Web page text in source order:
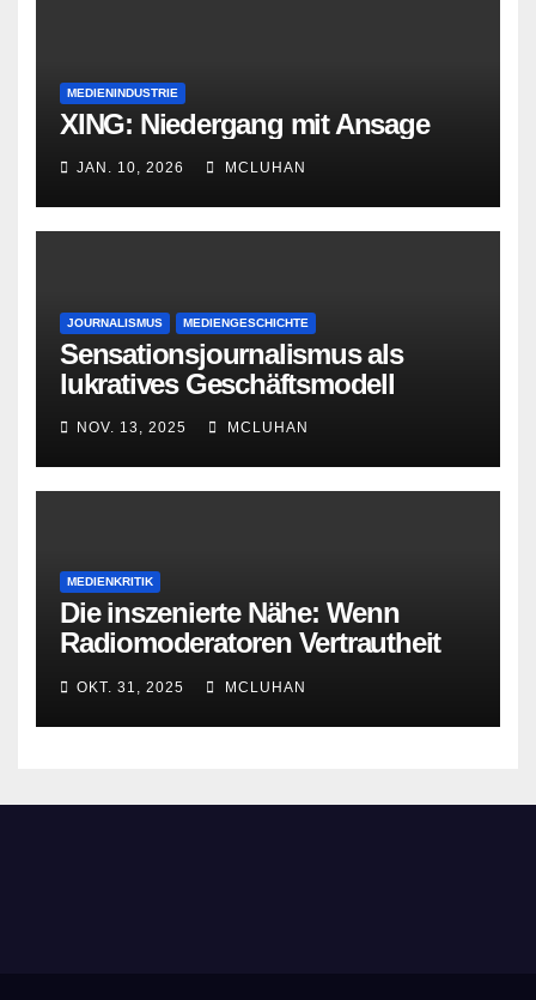
MEDIENINDUSTRIE
XING: Niedergang mit Ansage
JAN. 10, 2026 MCLUHAN
JOURNALISMUS MEDIENGESCHICHTE
Sensationsjournalismus als
lukratives Geschäftsmodell
NOV. 13, 2025 MCLUHAN
MEDIENKRITIK
Die inszenierte Nähe: Wenn
Radiomoderatoren Vertrautheit
OKT. 31, 2025 MCLUHAN